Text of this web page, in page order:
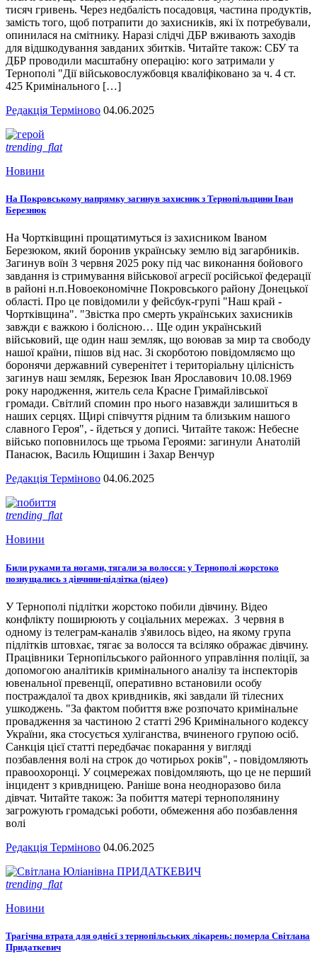
тисяч гривень. Через недбалість посадовця, частина продуктів,
замість того, щоб потрапити до захисників, які їх потребували,
опинилася на смітнику. Наразі слідчі ДБР вживають заходів
для відшкодування завданих збитків. Читайте також: СБУ та
ДБР проводили масштабну операцію: кого затримали у
Тернополі "Дії військовослужбовця кваліфіковано за ч. 4 ст.
425 Кримінального […]
Редакція Терміново 04.06.2025
trending_flat
Новини
На Покровському напрямку загинув захисник з Тернопільщини Іван
Березнюк
На Чортківщині прощатимуться із захисником Іваном
Березюком, який боронив українську землю від загарбників.
Загинув воїн 3 червня 2025 року під час виконання бойового
завдання із стримування військової агресії російської федерації
в районі н.п.Новоекономічне Покровського району Донецької
області. Про це повідомили у фейсбук-групі "Наш край -
Чортківщина". "Звістка про смерть українських захисників
завжди є важкою і болісною… Ще один український
військовий, ще один наш земляк, що воював за мир та свободу
нашої країни, пішов від нас. Зі скорботою повідомляємо що
боронячи державний суверенітет і територіальну цілісність
загинув наш земляк, Березюк Іван Ярославович 10.08.1969
року народження, житель села Красне Гримайлівської
громади. Світлий спомин про нього назавжди залишиться в
наших серцях. Щирі співчуття рідним та близьким нашого
славного Героя", - йдеться у дописі. Читайте також: Небесне
військо поповнилось ще трьома Героями: загинули Анатолій
Панасюк, Василь Ющишин і Захар Венчур
Редакція Терміново 04.06.2025
trending_flat
Новини
Били руками та ногами, тягали за волосся: у Тернополі жорстоко
познущались з дівчини-підлітка (відео)
У Тернополі підлітки жорстоко побили дівчину. Відео
конфлікту поширюють у соціальних мережах. 3 червня в
одному із телеграм-каналів з'явилось відео, на якому група
підлітків штовхає, тягає за волосся та всіляко ображає дівчину.
Працівники Тернопільського районного управління поліції, за
допомогою аналітиків кримінального аналізу та інспекторів
ювенальної превенції, оперативно встановили особу
постраждалої та двох кривдників, які завдали їй тілесних
ушкоджень. "За фактом побиття вже розпочато кримінальне
провадження за частиною 2 статті 296 Кримінального кодексу
України, яка стосується хуліганства, вчиненого групою осіб.
Санкція цієї статті передбачає покарання у вигляді
позбавлення волі на строк до чотирьох років", - повідомляють
правоохоронці. У соцмережах повідомляють, що це не перший
інцидент з кривдницею. Раніше вона неодноразово била
дівчат. Читайте також: За побиття матері тернополянину
загрожують громадські роботи, обмеження або позбавлення
волі
Редакція Терміново 04.06.2025
trending_flat
Новини
Трагічна втрата для однієї з тернопільських лікарень: померла Світлана
Придаткевич